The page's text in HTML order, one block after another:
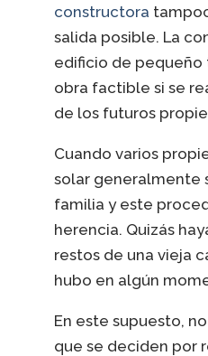
constructora
salida posible. La
edificio de pequeño
obra factible si se
de los futuros
Cuando varios
solar generalmente
familia y este
herencia. Quizás
restos de una vieja
hubo en algún
En este supuesto,
que se deciden por